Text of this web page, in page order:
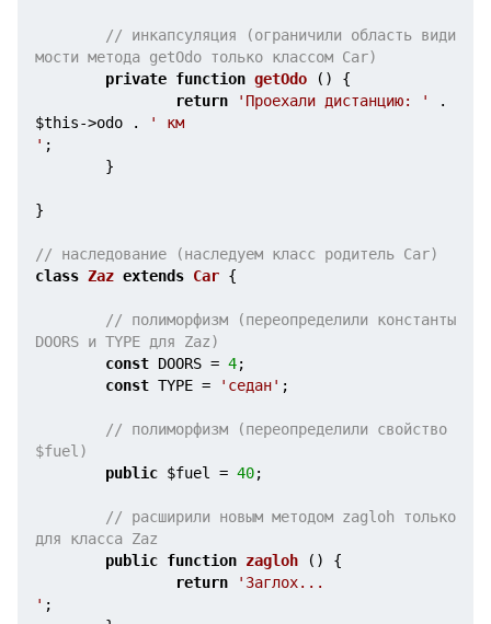
// инкапсуляция (ограничили область види
мости метода getOdo только классом Car)
private function getOdo ()
{
return
'Проехали дистанцию: '
$this->odo .
' км
' ;
}
// наследование (наследуем класс родитель Car)
class Zaz extends Car {
// полиморфизм (переопределили константы
DOORS и TYPE для Zaz)
const DOORS = 4;
const TYPE = 'седан' ;
// полиморфизм (переопределили свойство
$fuel)
public $fuel = 40;
// расширили новым методом zagloh только
для класса Zaz
public function zagloh ()
{
return
'Заглох...
' ;